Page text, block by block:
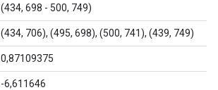
(434, 698 - 500, 749)
(434, 706), (495, 698), (500, 741), (439, 749)
0,87109375
-6,611646